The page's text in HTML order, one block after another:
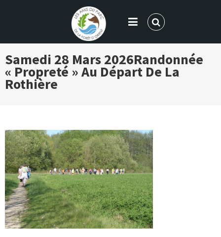
LES AMIS DU PARC DE LA FORÊT
D'ORIENT
Samedi 28 Mars 2026Randonnée
« Propreté » Au Départ De La
Rothière